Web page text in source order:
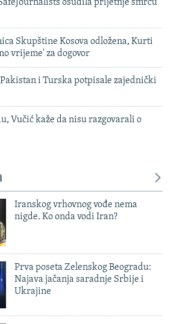
osudila prijetnje smrću
Skupštine Kosova odložena, Kurti
vrijeme' za dogovor
i Turska potpisale zajednički
Vučić kaže da nisu razgovarali o
Iranskog vrhovnog vođe nema
nigde. Ko onda vodi Iran?
Prva poseta Zelenskog Beogradu:
Najava jačanja saradnje Srbije i
Ukrajine